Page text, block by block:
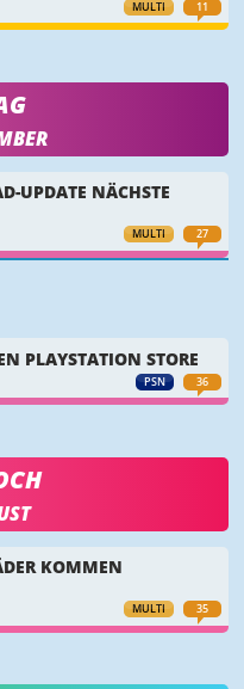
MULTI 11
MULTI 27
UPDATE NÄCHSTE
PSN 36
PLAYSTATION STORE
MULTI 35
KOMMEN